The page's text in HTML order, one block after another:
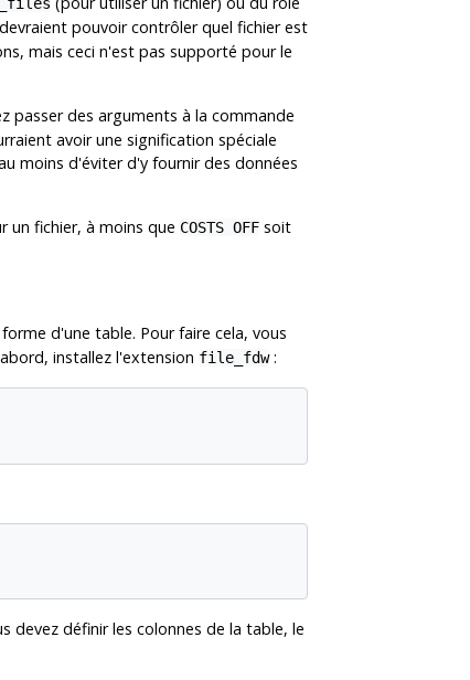
pouvoir contrôler quel fichier est
mais ceci n'est pas supporté pour le
passer des arguments à la commande
avoir une signification spéciale
moins d'éviter d'y fournir des données
un fichier, à moins que COSTS OFF soit
d'une table. Pour faire cela, vous
installez l'extension file_fdw:
devez définir les colonnes de la table, le